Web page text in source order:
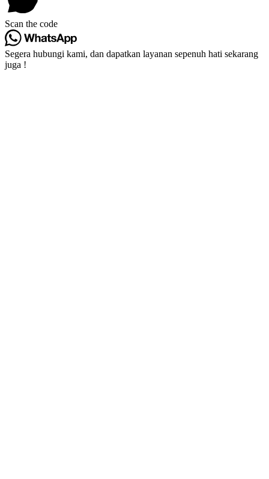
Scan the code
Segera hubungi kami, dan dapatkan layanan sepenuh hati sekarang
juga !